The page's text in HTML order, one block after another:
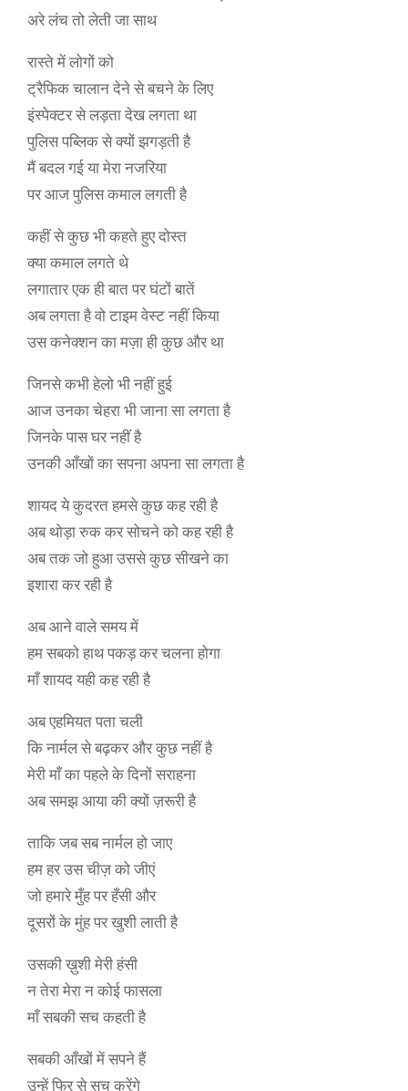
अरे लंच तो लेती जा साथ
रास्ते में लोगों को
ट्रैफिक चालान देने से बचने के लिए
इंस्पेक्टर से लड़ता देख लगता था
पुलिस पब्लिक से क्यों झगड़ती है
मैं बदल गई या मेरा नजरिया
पर आज पुलिस कमाल लगती है
कहीं से कुछ भी कहते हुए दोस्त
क्या कमाल लगते थे
लगातार एक ही बात पर घंटों बातें
अब लगता है वो टाइम वेस्ट नहीं किया
उस कनेक्शन का मज़ा ही कुछ और था
जिनसे कभी हेलो भी नहीं हुई
आज उनका चेहरा भी जाना सा लगता है
जिनके पास घर नहीं है
उनकी आँखों का सपना अपना सा लगता है
शायद ये कुदरत हमसे कुछ कह रही है
अब थोड़ा रुक कर सोचने को कह रही है
अब तक जो हुआ उससे कुछ सीखने का
इशारा कर रही है
अब आने वाले समय में
हम सबको हाथ पकड़ कर चलना होगा
माँ शायद यही कह रही है
अब एहमियत पता चली
कि नार्मल से बढ़कर और कुछ नहीं है
मेरी माँ का पहले के दिनों सराहना
अब समझ आया की क्यों ज़रूरी है
ताकि जब सब नार्मल हो जाए
हम हर उस चीज़ को जीएं
जो हमारे मुँह पर हँसी और
दूसरों के मुंह पर खुशी लाती है
उसकी ख़ुशी मेरी हंसी
न तेरा मेरा न कोई फासला
माँ सबकी सच कहती है
सबकी आँखों में सपने हैं
उन्हें फिर से सच करेंगे